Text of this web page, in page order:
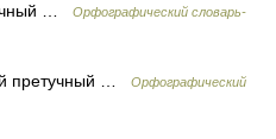
…
Орфографический словарь-
претучный …
Орфографический